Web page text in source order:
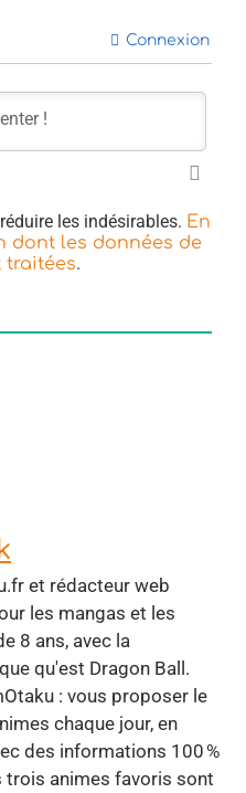
Connexion
les indésirables. En
dont les données de
traitées.
et rédacteur web
les mangas et les
8 ans, avec la
qu'est Dragon Ball.
: vous proposer le
chaque jour, en
des informations 100 %
animes favoris sont